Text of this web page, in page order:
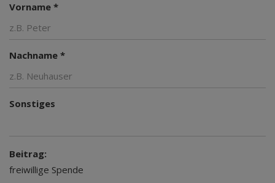
Vorname *
Nachname *
Sonstiges
Beitrag:
freiwillige Spende